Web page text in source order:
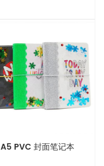
A5 PVC 封面笔记本